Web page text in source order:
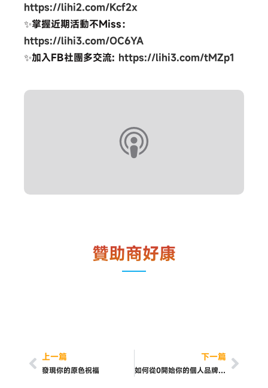
https://lihi2.com/Kcf2x
✨掌握近期活動不Miss：
https://lihi3.com/OC6YA
✨加入FB社團多交流: https://lihi3.com/tMZp1
贊助商好康
上一篇
發現你的原色祝福
下一篇
如何從0開始你的個人品牌獲利? 《個人品牌獲利》教我們的9步驟